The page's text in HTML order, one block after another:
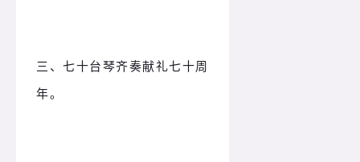
三、七十台琴齐奏献礼七十周
年。